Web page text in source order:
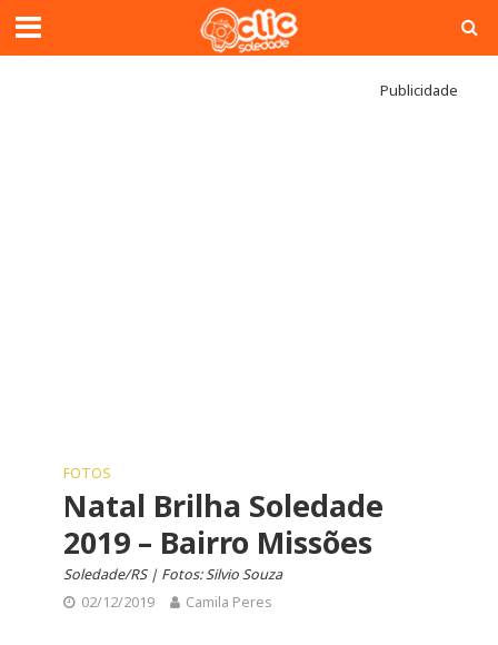
Publicidade
FOTOS
Natal Brilha Soledade
2019 – Bairro Missões
Soledade/RS | Fotos: Silvio Souza
02/12/2019
Camila Peres